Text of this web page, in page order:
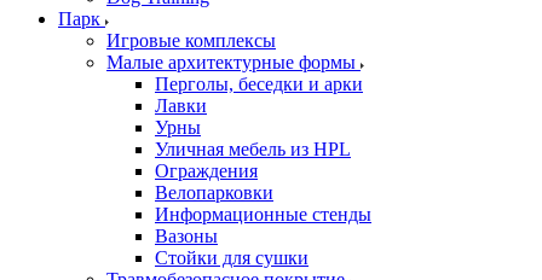
Парк
Игровые комплексы
Малые архитектурные формы
Перголы, беседки и арки
Лавки
Урны
Уличная мебель из HPL
Ограждения
Велопарковки
Информационные стенды
Вазоны
Стойки для сушки